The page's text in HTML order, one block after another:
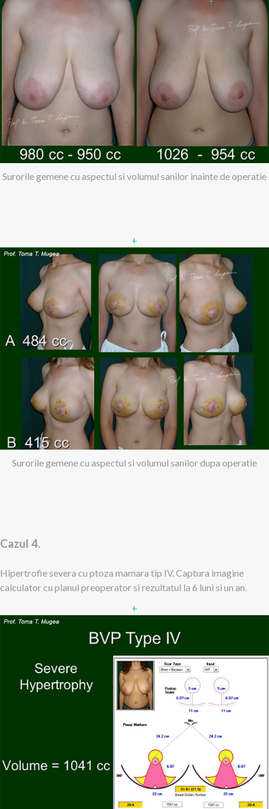
Surorile gemene cu aspectul si volumul sanilor inainte de operatie
+
Surorile gemene cu aspectul si volumul sanilor dupa operatie
Cazul 4.
Hipertrofie severa cu ptoza mamara tip IV. Captura imagine
calculator cu planul preoperator si rezultatul la 6 luni si un an.
+